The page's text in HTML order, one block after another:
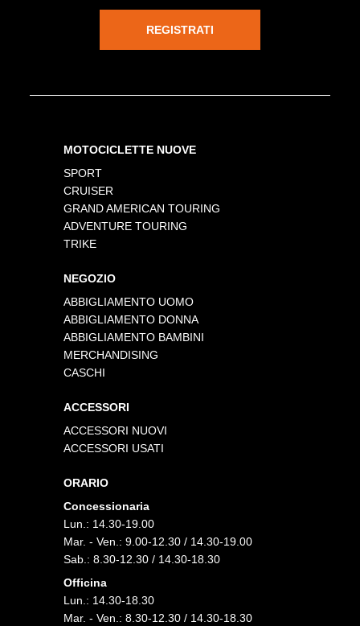
REGISTRATI
MOTOCICLETTE NUOVE
SPORT
CRUISER
GRAND AMERICAN TOURING
ADVENTURE TOURING
TRIKE
NEGOZIO
ABBIGLIAMENTO UOMO
ABBIGLIAMENTO DONNA
ABBIGLIAMENTO BAMBINI
MERCHANDISING
CASCHI
ACCESSORI
ACCESSORI NUOVI
ACCESSORI USATI
ORARIO
Concessionaria
Lun.: 14.30-19.00
Mar. - Ven.: 9.00-12.30 / 14.30-19.00
Sab.: 8.30-12.30 / 14.30-18.30
Officina
Lun.: 14.30-18.30
Mar. - Ven.: 8.30-12.30 / 14.30-18.30